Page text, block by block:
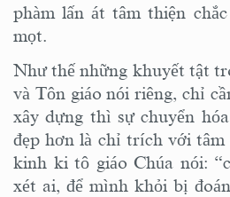
phàm lấn át tâm thiện
mọt.
Như thế những khuyết tật
và Tôn giáo nói riêng, chỉ
xây dựng thì sự chuyển
đẹp hơn là chỉ trích với
kinh ki tô giáo Chúa nói:
xét ai, để mình khỏi bị